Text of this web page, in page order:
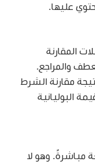
عليها.
المقارنة
والمراجع.
مقارنة الشرط
البوليانية
مباشرةً. وهو لا